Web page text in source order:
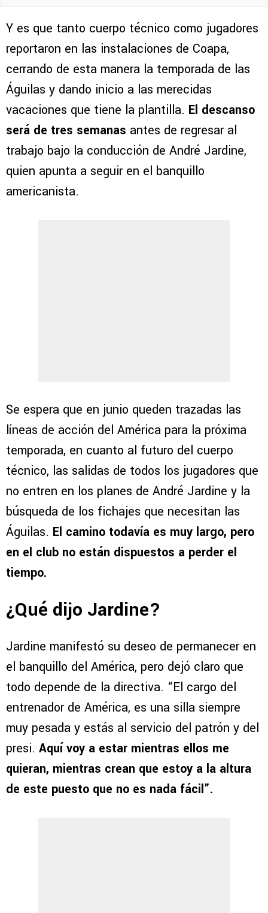
Y es que tanto cuerpo técnico como jugadores
reportaron en las instalaciones de Coapa,
cerrando de esta manera la temporada de las
Águilas y dando inicio a las merecidas
vacaciones que tiene la plantilla. El descanso
será de tres semanas antes de regresar al
trabajo bajo la conducción de André Jardine,
quien apunta a seguir en el banquillo
americanista.
Se espera que en junio queden trazadas las
líneas de acción del América para la próxima
temporada, en cuanto al futuro del cuerpo
técnico, las salidas de todos los jugadores que
no entren en los planes de André Jardine y la
búsqueda de los fichajes que necesitan las
Águilas. El camino todavía es muy largo, pero
en el club no están dispuestos a perder el
tiempo.
¿Qué dijo Jardine?
Jardine manifestó su deseo de permanecer en
el banquillo del América, pero dejó claro que
todo depende de la directiva. “El cargo del
entrenador de América, es una silla siempre
muy pesada y estás al servicio del patrón y del
presi. Aquí voy a estar mientras ellos me
quieran, mientras crean que estoy a la altura
de este puesto que no es nada fácil”.